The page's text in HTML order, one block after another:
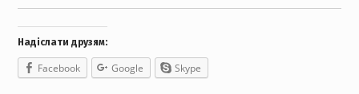
Надіслати друзям:
Facebook Google Skype